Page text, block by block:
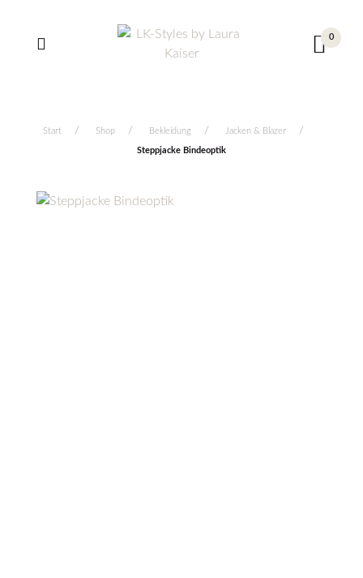
0
Start Shop Bekleidung Jacken & Blazer
Steppjacke Bindeoptik